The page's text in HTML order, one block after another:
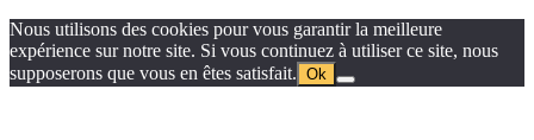
Nous utilisons des cookies pour vous garantir la meilleure
expérience sur notre site. Si vous continuez à utiliser ce site, nous
supposerons que vous en êtes satisfait. Ok